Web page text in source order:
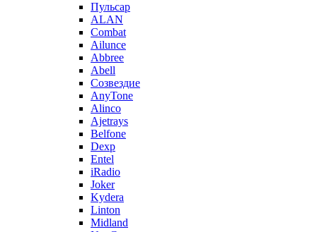
Пульсар
ALAN
Combat
Ailunce
Abbree
Abell
Созвездие
AnyTone
Alinco
Ajetrays
Belfone
Dexp
Entel
iRadio
Joker
Kydera
Linton
Midland